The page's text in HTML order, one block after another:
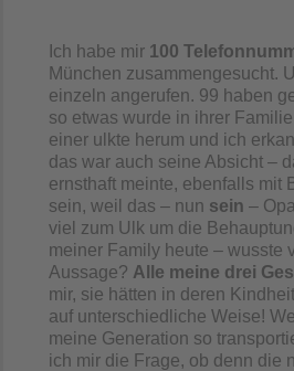
Ich habe mir 100
München zusammengesucht.
einzeln angerufen. 99 haben
so etwas wurde in ihrer
einer ulkte herum und ich
das war auch seine Absicht –
ernsthaft meinte, ebenfalls mit
sein, weil das – nun sein –
viel zum Ulk um die
meiner Family heute – wusste
Aussage? Alle meine drei
mir, sie hätten in deren
auf unterschiedliche Weise!
meine Generation so
ich mir die Frage, ob denn die